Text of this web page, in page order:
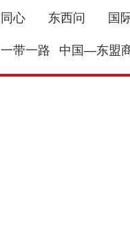
同心 东西问 国
一带一路 中国—东盟